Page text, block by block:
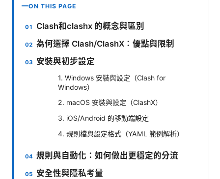
ON THIS PAGE
Clash和clashx 的概念與區別
為何選擇 Clash/ClashX：優點與限制
安裝與初步設定
1. Windows 安裝與設定（Clash for
Windows）
2. macOS 安裝與設定（ClashX）
3. iOS/Android 的移動端設定
4. 規則檔與設定格式（YAML 範例解析）
規則與自動化：如何做出更穩定的分流
安全性與隱私考量